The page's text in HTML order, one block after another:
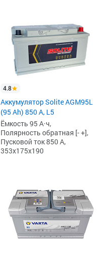
4.8
Аккумулятор Solite AGM95L
(95 Ah) 850 А, L5
Ёмкость 95 А·ч,
Полярность обратная [- +],
Пусковой ток 850 А,
353x175x190